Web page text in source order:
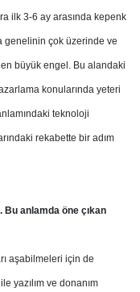
ilk 3-6 ay arasında kepenk
genelinin çok üzerinde ve
en büyük engel. Bu alandaki
konularında yeteri
teknoloji
rekabette bir adım
Bu anlamda öne çıkan
aşabilmeleri için de
yazılım ve donanım